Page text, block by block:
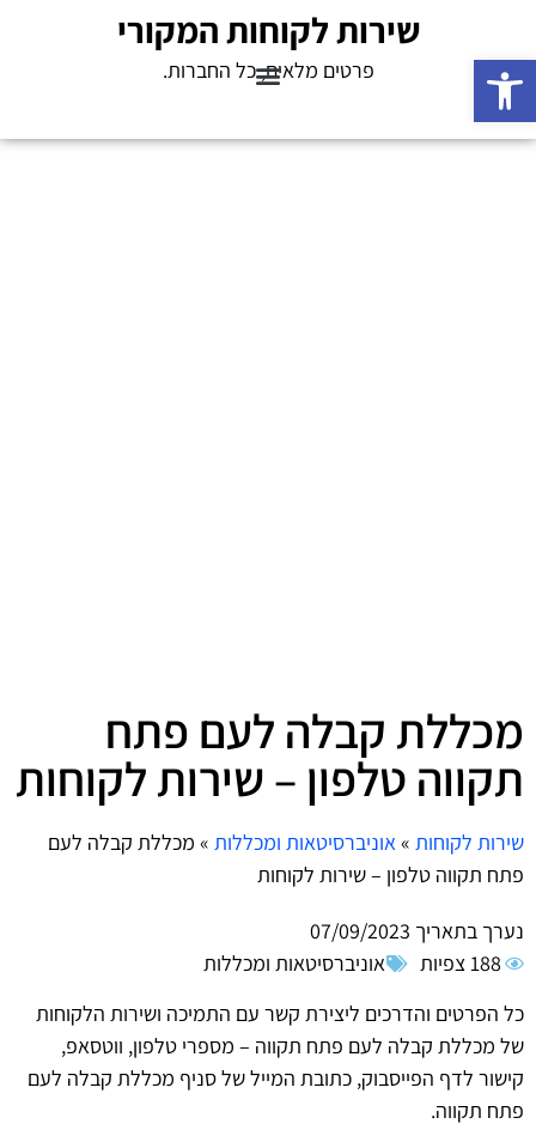
פתח סרגל נגישות
שירות לקוחות המקורי
פרטים מלאים, כל החברות.
מכללת קבלה לעם פתח
תקווה טלפון – שירות לקוחות
שירות לקוחות »אוניברסיטאות ומכללות » מכללת קבלה לעם
פתח תקווה טלפון – שירות לקוחות
נערך בתאריך 07/09/2023
188 צפיות
אוניברסיטאות ומכללות
כל הפרטים והדרכים ליצירת קשר עם התמיכה ושירות הלקוחות
של מכללת קבלה לעם פתח תקווה – מספרי טלפון, ווטסאפ,
קישור לדף הפייסבוק, כתובת המייל של סניף מכללת קבלה לעם
פתח תקווה.